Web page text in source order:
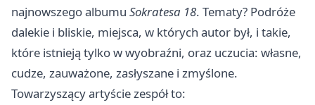
najnowszego albumu Sokratesa 18. Tematy? Podróże
dalekie i bliskie, miejsca, w których autor był, i takie,
które istnieją tylko w wyobraźni, oraz uczucia: własne,
cudze, zauważone, zasłyszane i zmyślone.
Towarzyszący artyście zespół to: